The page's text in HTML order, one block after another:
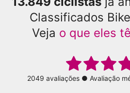
Classificados
Veja o que eles
2049 avaliações ● Avaliação